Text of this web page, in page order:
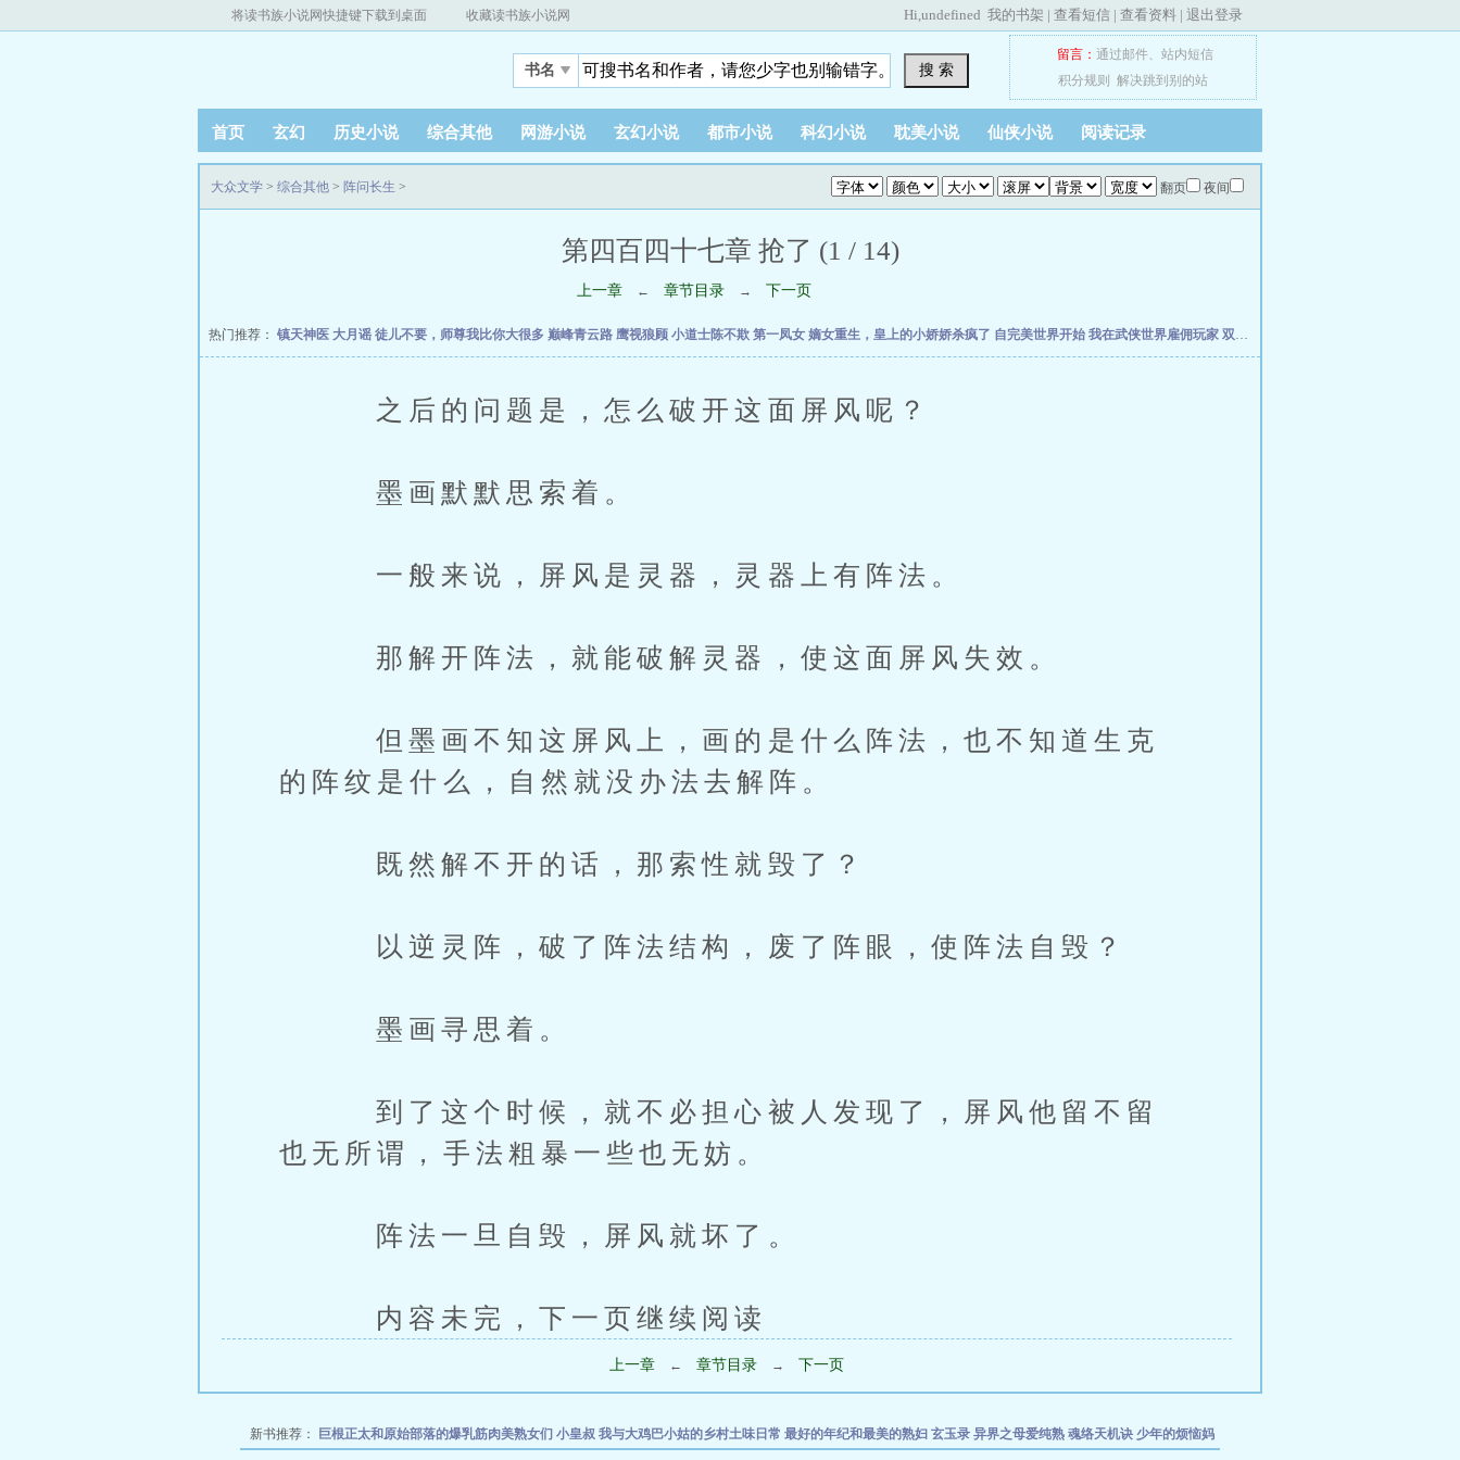
将读书族小说网快捷键下载到桌面 收藏读书族小说网 Hi,undefined 我的书架 | 查看短信 | 查看资料 | 退出登录
书名 搜 索
留言： 通过邮件、 站内短信
积分规则
解决跳到别的站
首页 玄幻 历史小说 综合其他 网游小说 玄幻小说 都市小说 科幻小说 耽美小说 仙侠小说 阅读记录
翻页 夜间
大众文学 > 综合其他 > 阵问长生 >
第四百四十七章 抢了 (1 / 14)
上一章 ← 章节目录 → 下一页
热门推荐： 镇天神医 大月谣 徒儿不要，师尊我比你大很多 巅峰青云路 鹰视狼顾 小道士陈不欺 第一凤女 嫡女重生，皇上的小娇娇杀疯了 自完美世界开始 我在武侠世界雇佣玩家 双穿，从当个倒爷开始
之后的问题是，怎么破开这面屏风呢？
墨画默默思索着。
一般来说，屏风是灵器，灵器上有阵法。
那解开阵法，就能破解灵器，使这面屏风失效。
但墨画不知这屏风上，画的是什么阵法，也不知道生克
的阵纹是什么，自然就没办法去解阵。
既然解不开的话，那索性就毁了？
以逆灵阵，破了阵法结构，废了阵眼，使阵法自毁？
墨画寻思着。
到了这个时候，就不必担心被人发现了，屏风他留不留
也无所谓，手法粗暴一些也无妨。
阵法一旦自毁，屏风就坏了。
内容未完，下一页继续阅读
上一章 ← 章节目录 → 下一页
新书推荐： 巨根正太和原始部落的爆乳筋肉美熟女们 小皇叔 我与大鸡巴小姑的乡村土味日常 最好的年纪和最美的熟妇 玄玉录 异界之母爱纯熟 魂络天机诀 少年的烦恼妈